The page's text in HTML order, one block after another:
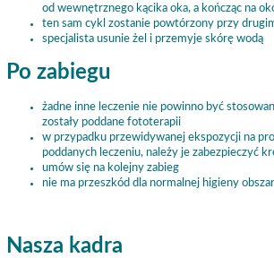
od wewnętrznego kącika oka, a kończąc na
ten sam cykl zostanie powtórzony przy
specjalista usunie żel i przemyje skórę wodą
Po zabiegu
żadne inne leczenie nie powinno być
zostały poddane fototerapii
w przypadku przewidywanej ekspozycji na
poddanych leczeniu, należy je zabezpieczyć
umów się na kolejny zabieg
nie ma przeszkód dla normalnej higieny
Nasza kadra